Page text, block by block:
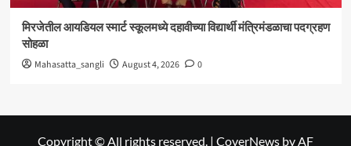
मिरजेतील आयडियल स्मार्ट स्कूलमध्ये दहावीच्या विद्यार्थी मंत्रिमंडळाचा पदग्रहण
सोहळा
Mahasatta_sangli August 4, 2026 0
Copyright © All rights reserved. | CoverNews by AF